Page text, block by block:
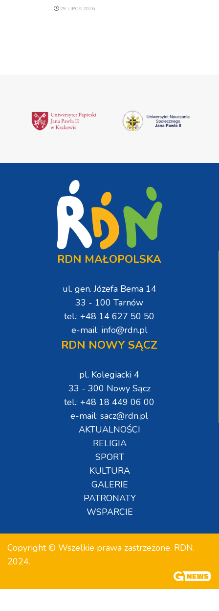
29 LIPCA 2026
RDN MAŁOPOLSKA
ul. gen. Józefa Bema 14
33 - 100 Tarnów
tel.: +48 14 627 50 50
e-mail: info@rdn.pl
RDN NOWY SĄCZ
pl. Kolegiacki 4
33 - 300 Nowy Sącz
tel.: +48 18 449 06 00
e-mail: sacz@rdn.pl
AKTUALNOŚCI
RELIGIA
SPORT
KULTURA
GALERIE
PATRONATY
WSPARCIE
Copyright © Wszelkie prawa zastrzeżone. RDN.
2024.